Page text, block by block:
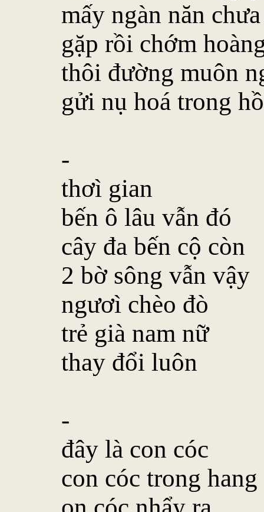
mấy ngàn năn
gặp rồi chớm
thôi đường muôn
gửi nụ hoá trong
-
thơì gian
bến ô lâu vẫn đó
cây đa bến cộ còn
2 bờ sông vẫn vậy
ngươì chèo đò
trẻ già nam nữ
thay đổi luôn
-
đây là con cóc
con cóc trong hang